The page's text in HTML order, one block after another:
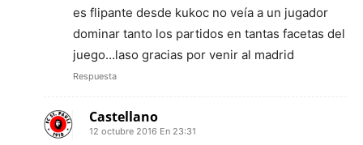
es flipante desde kukoc no veía a un jugador
dominar tanto los partidos en tantas facetas del
juego…laso gracias por venir al madrid
Respuesta
Castellano
12 octubre 2016 En 23:31